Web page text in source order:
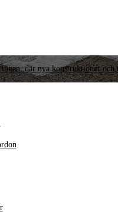
där nya konstruktioner och